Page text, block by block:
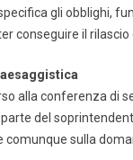
gli obblighi,
conseguire il
alla conferenza di
del
sulla